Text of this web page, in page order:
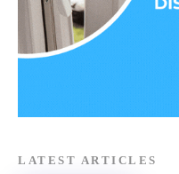
LATEST ARTICLES